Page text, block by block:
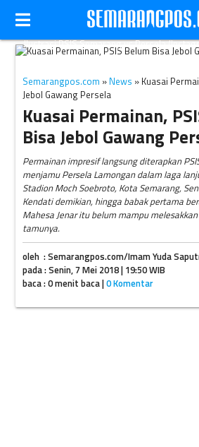
Ilustrasi PSIS Semarang vs Persela
Semarangpos.com » News » Kuasai
Jebol Gawang Persela
Kuasai Permainan,
Bisa Jebol Gawang
Permainan impresif langsung diterapkan
menjamu Persela Lamongan dalam laga
Stadion Moch Soebroto, Kota Semarang,
Kendati demikian, hingga babak pertama
Mahesa Jenar itu belum mampu
tamunya.
oleh : Semarangpos.com/Imam Yuda
pada : Senin, 7 Mei 2018 | 19:50 WIB
baca : 0 menit baca |0 Komentar